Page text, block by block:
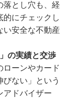
落とし穴も、経
的にチェックし
い安全な不動産
の実績と交渉
ローンやカード
ない」という
アドバイザー